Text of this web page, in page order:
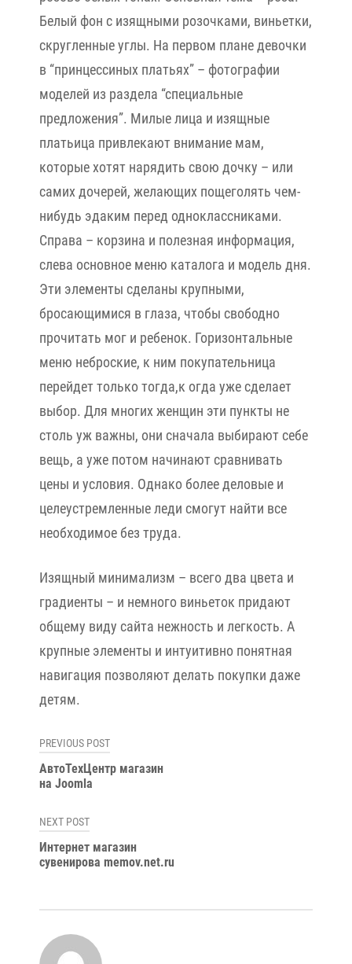
Белый фон с изящными розочками, виньетки,
скругленные углы. На первом плане девочки
в “принцессиных платьях” – фотографии
моделей из раздела “специальные
предложения”. Милые лица и изящные
платьица привлекают внимание мам,
которые хотят нарядить свою дочку – или
самих дочерей, желающих пощеголять чем-
нибудь эдаким перед одноклассниками.
Справа – корзина и полезная информация,
слева основное меню каталога и модель дня.
Эти элементы сделаны крупными,
бросающимися в глаза, чтобы свободно
прочитать мог и ребенок. Горизонтальные
меню неброские, к ним покупательница
перейдет только тогда,к огда уже сделает
выбор. Для многих женщин эти пункты не
столь уж важны, они сначала выбирают себе
вещь, а уже потом начинают сравнивать
цены и условия. Однако более деловые и
целеустремленные леди смогут найти все
необходимое без труда.
Изящный минимализм – всего два цвета и
градиенты – и немного виньеток придают
общему виду сайта нежность и легкость. А
крупные элементы и интуитивно понятная
навигация позволяют делать покупки даже
детям.
Навигация
по
записям
PREVIOUS POST
АвтоТехЦентр магазин
на Joomla
NEXT POST
Интернет магазин
сувенирова memov.net.ru